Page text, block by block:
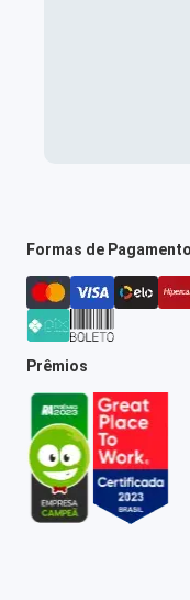
Formas de Pagamento
Prêmios